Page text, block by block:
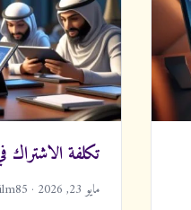
تكلفة الاشتراك
مايو 23, 2026 · mahmoudismailm85